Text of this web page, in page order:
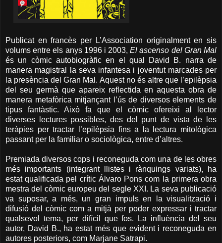
Publicat en francès per L’Association originalment en sis
volums entre els anys 1996 i 2003,El ascenso del Gran Mal
és un còmic autobiogràfic en el qual David B. narra de
manera magistral la seva infantesa i joventut marcades per
la presència del Gran Mal. Aquest no és altre que l’epilèpsia
del seu germà que apareix reflectida en aquesta obra de
manera metafòrica mitjançant l’ús de diversos elements de
tipus fantàstic. Això fa que el còmic ofereixi al lector
diverses lectures possibles, des del punt de vista de les
teràpies per tractar l’epilèpsia fins a la lectura mitològica
passant per la familiar o sociològica, entre d’altres.
Premiada diversos cops i reconeguda com una de les obres
més importants (integrant llistes i rànquings variats), ha
estat qualificada pel crític Álvaro Pons com la primera obra
mestra del còmic europeu del segle XXI. La seva publicació
va suposar, a més, un gran impuls en la visualització i
difusió del còmic com a mitjà per poder expressar i tractar
qualsevol tema, per difícil que fos. La influència del seu
autor, David B., ha estat més que evident i reconeguda en
autores posteriors, com Marjane Satrapi.